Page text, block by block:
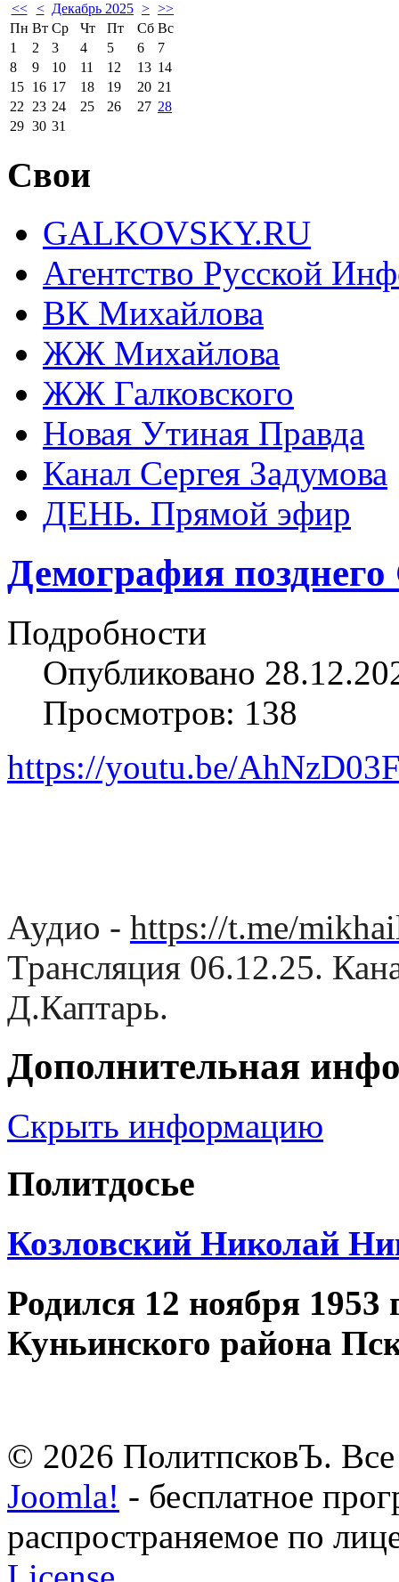
<< < Декабрь 2025 > >>
Пн Вт Ср Чт Пт Сб Вс
1
2 3 4 5 6
7
8
9 10 11 12 13 14
15 16 17 18 19 20 21
22
23 24 25 26 27 28
29 30 31
Свои
GALKOVSKY.RU
Агентство Русской
ВК Михайлова
ЖЖ Михайлова
ЖЖ Галковского
Новая Утиная Правда
Канал Сергея Задумова
ДЕНЬ. Прямой эфир
Демография
Подробности
Опубликовано
Просмотров: 138
https://youtu.be/
Аудио - https://t.me/
Трансляция 06.12.25.
Д.Каптарь.
Дополнительная
Скрыть информацию
Политдосье
Козловский Николай
Родился 12 ноября
Куньинского района
© 2026 ПолитпсковЪ.
Joomla! - бесплатное
распространяемое по